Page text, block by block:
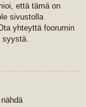
että tämä on
sivustolla
yhteyttä foorumin